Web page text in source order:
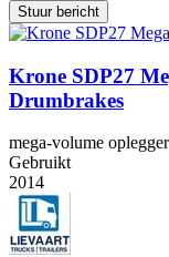
Stuur bericht
Krone SDP27
Drumbrakes
mega-volume oplegger
Gebruikt
2014